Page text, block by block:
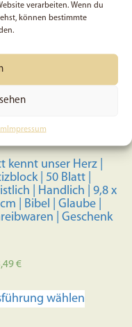
verarbeiten. Wenn du
können bestimmte
Impressum
kennt unser Herz |
| 50 Blatt |
| Handlich | 9,8 x
| Bibel | Glaube |
| Geschenk
€
wählen